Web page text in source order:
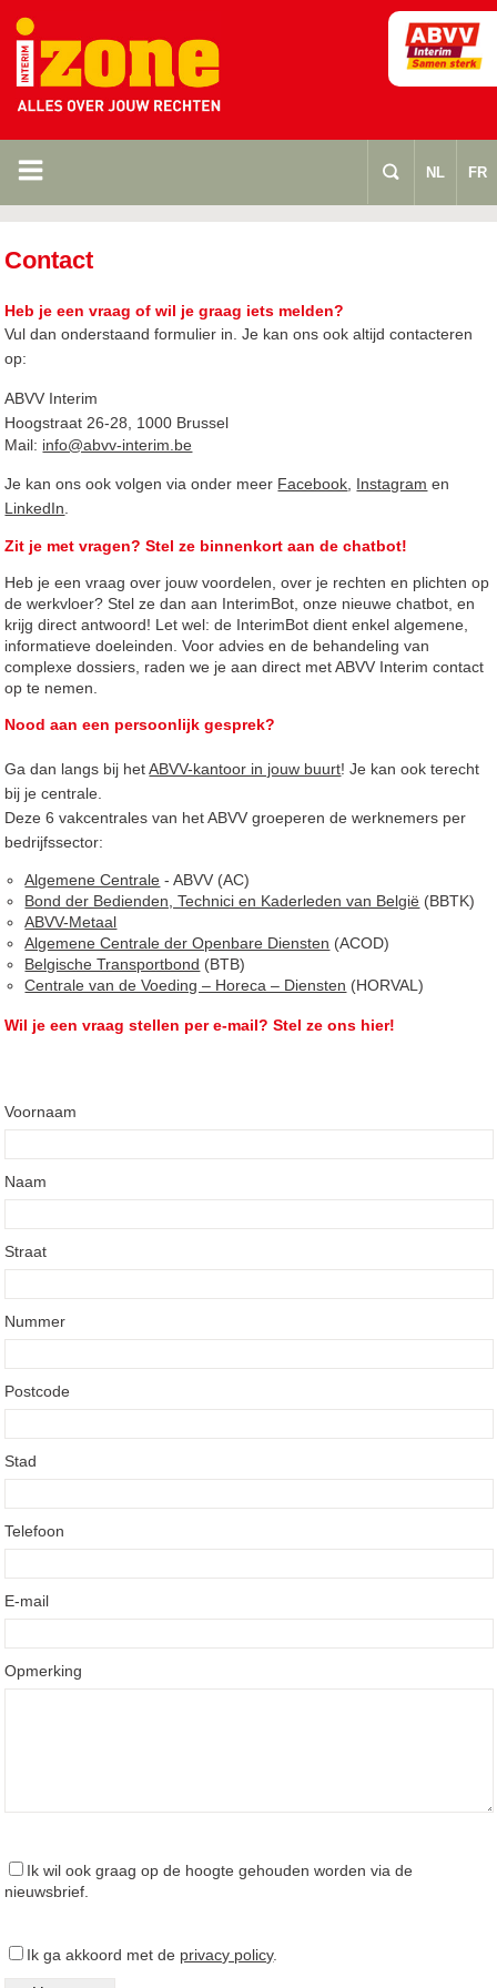
m s NL FR
Contact
Heb je een vraag of wil je graag iets melden?
Vul dan onderstaand formulier in. Je kan ons ook altijd contacteren
op:
ABVV Interim
Hoogstraat 26-28, 1000 Brussel
Mail: info@abvv-interim.be
Je kan ons ook volgen via onder meer Facebook, Instagram en
LinkedIn.
Zit je met vragen? Stel ze binnenkort aan de chatbot!
Heb je een vraag over jouw voordelen, over je rechten en plichten op
de werkvloer? Stel ze dan aan InterimBot, onze nieuwe chatbot, en
krijg direct antwoord! Let wel: de InterimBot dient enkel algemene,
informatieve doeleinden. Voor advies en de behandeling van
complexe dossiers, raden we je aan direct met ABVV Interim contact
op te nemen.
Nood aan een persoonlijk gesprek?
Ga dan langs bij hetABVV-kantoor in jouw buurt!Je kan ook terecht
bij je centrale.
Deze 6 vakcentrales van het ABVV groeperen de werknemers per
bedrijfssector:
Algemene Centrale - ABVV (AC)
Bond der Bedienden, Technici en Kaderleden van België (BBTK)
ABVV-Metaal
Algemene Centrale der Openbare Diensten (ACOD)
Belgische Transportbond (BTB)
Centrale van de Voeding – Horeca – Diensten (HORVAL)
Wil je een vraag stellen per e-mail? Stel ze ons hier!
Voornaam
Naam
Straat
Nummer
Postcode
Stad
Telefoon
E-mail
Opmerking
Ik wil ook graag op de hoogte gehouden worden via de
nieuwsbrief.
Ik ga akkoord met de privacy policy.